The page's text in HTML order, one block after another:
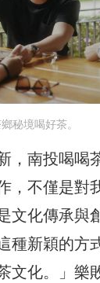
秘境喝好茶。
，南投喝喝
，不僅是對
文化傳承與
種新穎的方
文化。」樂